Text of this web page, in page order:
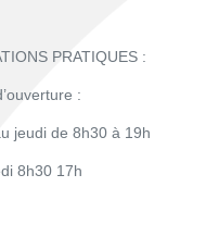
PRATIQUES :
:
jeudi de 8h30 à 19h
8h30 17h